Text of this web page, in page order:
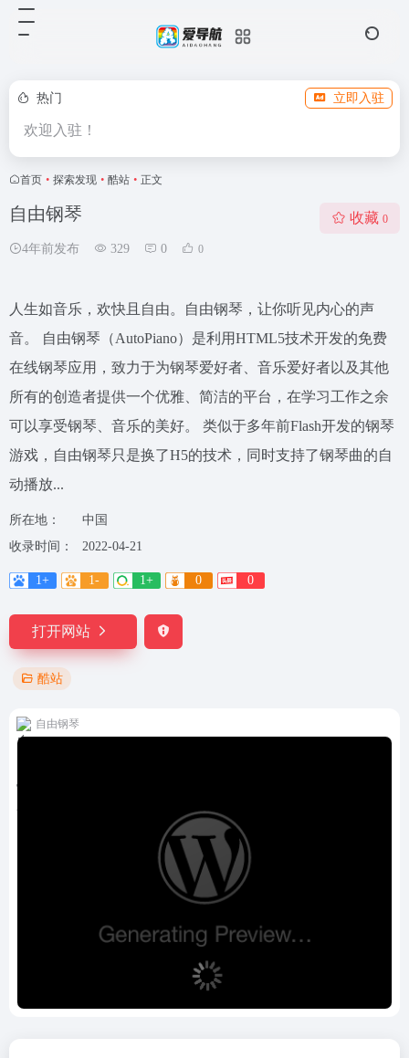
热门 立即入驻
欢迎入驻！
首页 • 探索发现 • 酷站 • 正文
自由钢琴
4年前发布 329 0 0
收藏 0
人生如音乐，欢快且自由。自由钢琴，让你听见内心的声
音。 自由钢琴（AutoPiano）是利用HTML5技术开发的免费
在线钢琴应用，致力于为钢琴爱好者、音乐爱好者以及其他
所有的创造者提供一个优雅、简洁的平台，在学习工作之余
可以享受钢琴、音乐的美好。 类似于多年前Flash开发的钢琴
游戏，自由钢琴只是换了H5的技术，同时支持了钢琴曲的自
动播放...
所在地：
中国
收录时间：
2022-04-21
1+ 1- 1+ 0 0
打开网站
酷站
自由钢琴